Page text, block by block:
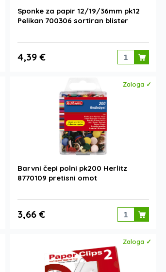
Sponke za papir 12/19/36mm pk12
Pelikan 700306 sortiran blister
4,39 €
Zaloga ✓
Barvni čepi polni pk200 Herlitz
8770109 pretisni omot
3,66 €
Zaloga ✓